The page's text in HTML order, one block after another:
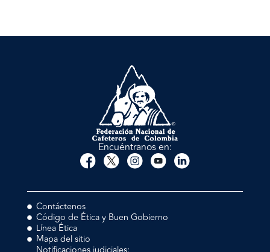
Encuéntranos en:
Contáctenos
Código de Ética y Buen Gobierno
Línea Ética
Mapa del sitio